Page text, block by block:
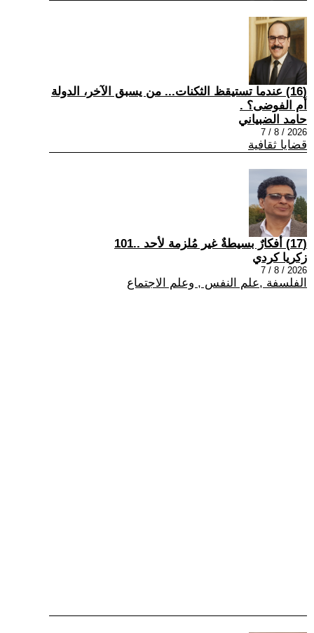
(16) عندما تستيقظ الثكنات... من يسبق الآخر، الدولة
أم الفوضى؟ .
حامد الضبياني
2026 / 8 / 7
قضايا ثقافية
(17) أفكارٌ بسيطةٌ غير مُلزمة لأحد ..101
زكريا كردي
2026 / 8 / 7
الفلسفة ,علم النفس , وعلم الاجتماع